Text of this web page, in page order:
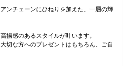
ンチェーンにひねりを加えた、一層の輝
揚感のあるスタイルが叶います。
切な方へのプレゼントはもちろん、ご自